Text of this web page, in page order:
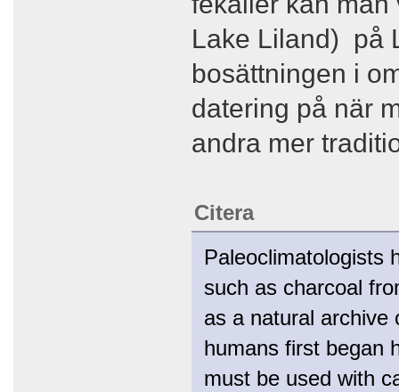
Lake Liland) på
bosättningen i
datering på när
andra mer
Citera
Paleoclimatologists
such as charcoal
as a natural archive
humans first began
must be used with